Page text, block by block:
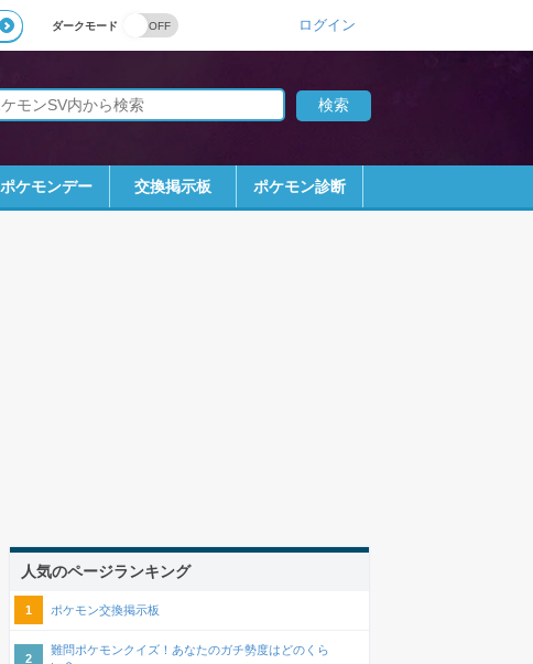
ダークモード ログイン
ポケモンデー 交換掲示板 ポケモン診断
人気のページランキング
ポケモン交換掲示板
難問ポケモンクイズ！あなたのガチ勢度はどのくら